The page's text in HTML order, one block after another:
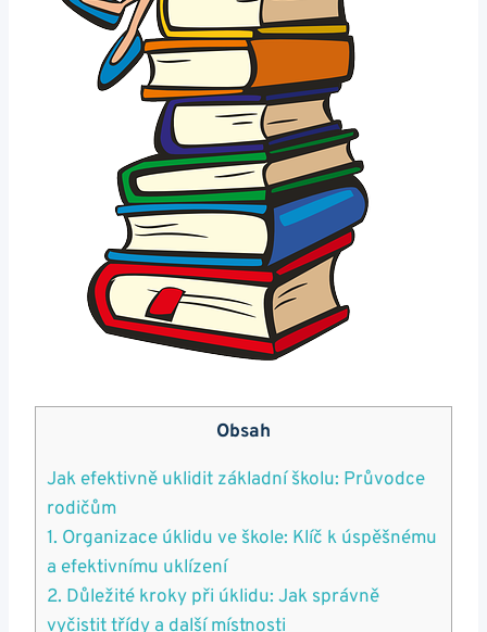
Obsah
Jak efektivně uklidit základní školu: Průvodce
rodičům
1. Organizace úklidu ve škole: Klíč k úspěšnému
a efektivnímu uklízení
2. Důležité kroky při úklidu: Jak správně
vyčistit třídy a další místnosti